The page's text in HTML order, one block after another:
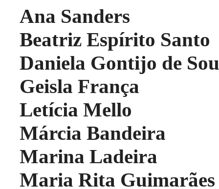
Ana Sanders
Beatriz Espírito Santo
Daniela Gontijo de
Geisla França
Letícia Mello
Márcia Bandeira
Marina Ladeira
Maria Rita